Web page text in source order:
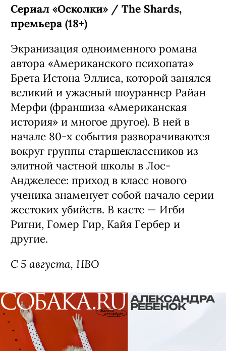
Сериал «Осколки» / The Shards,
премьера (18+)
Экранизация одноименного романа
автора «Американского психопата»
Брета Истона Эллиса, которой занялся
великий и ужасный шоураннер Райан
Мерфи (франшиза «Американская
история» и многое другое). В ней в
начале 80-х события разворачиваются
вокруг группы старшеклассников из
элитной частной школы в Лос-
Анджелесе: приход в класс нового
ученика знаменует собой начало серии
жестоких убийств. В касте — Игби
Ригни, Гомер Гир, Кайя Гербер и
другие.
С 5 августа, HBO